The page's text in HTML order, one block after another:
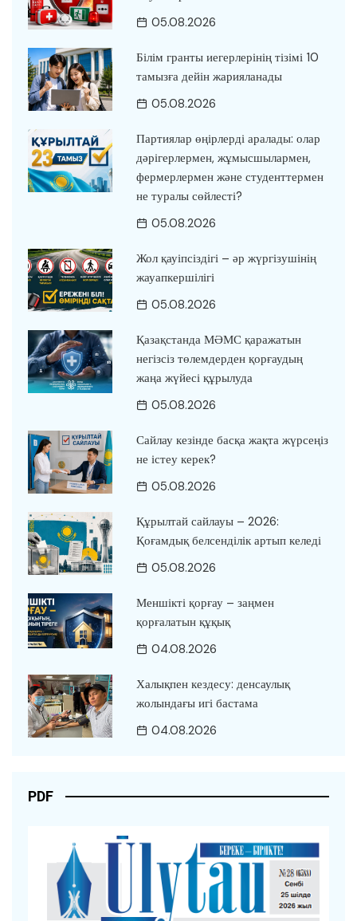
05.08.2026
Білім гранты иегерлерінің тізімі 10
тамызға дейін жарияланады
05.08.2026
Партиялар өңірлерді аралады: олар
дәрігерлермен, жұмысшылармен,
фермерлермен және студенттермен
не туралы сөйлесті?
05.08.2026
Жол қауіпсіздігі – әр жүргізушінің
жауапкершілігі
05.08.2026
Қазақстанда МӘМС қаражатын
негізсіз төлемдерден қорғаудың
жаңа жүйесі құрылуда
05.08.2026
Сайлау кезінде басқа жақта жүрсеңіз
не істеу керек?
05.08.2026
Құрылтай сайлауы – 2026:
Қоғамдық белсенділік артып келеді
05.08.2026
Меншікті қорғау – заңмен
қорғалатын құқық
04.08.2026
Халықпен кездесу: денсаулық
жолындағы игі бастама
04.08.2026
PDF